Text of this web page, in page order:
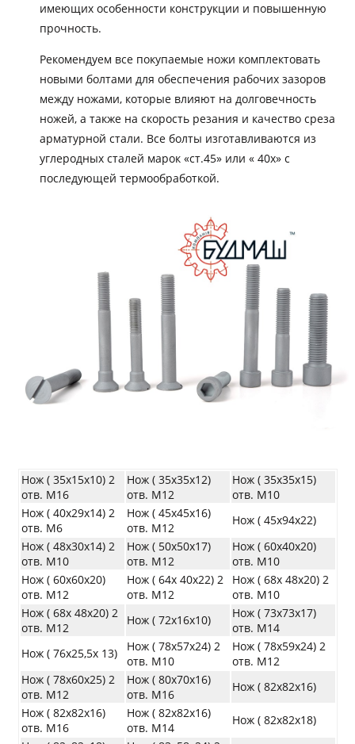
имеющих особенности конструкции и повышенную
прочность.
Рекомендуем все покупаемые ножи комплектовать
новыми болтами для обеспечения рабочих зазоров
между ножами, которые влияют на долговечность
ножей, а также на скорость резания и качество среза
арматурной стали. Все болты изготавливаются из
углеродных сталей марок «ст.45» или « 40х» с
последующей термообработкой.
Нож ( 35х15х10) 2
отв. М16
Нож ( 35х35х12)
отв. М12
Нож ( 35х35х15)
отв. М10
Нож ( 40х29х14) 2
отв. М6
Нож ( 45х45х16)
отв. М12
Нож ( 45х94х22)
Нож ( 48х30х14) 2
отв. М10
Нож ( 50х50х17)
отв. М12
Нож ( 60х40х20)
отв. М10
Нож ( 60х60х20)
отв. М12
Нож ( 64х 40х22) 2
отв. М12
Нож ( 68х 48х20) 2
отв. М10
Нож ( 68х 48х20) 2
отв. М12
Нож ( 72х16х10)
Нож ( 73х73х17)
отв. М14
Нож ( 76х25,5х 13)
Нож ( 78х57х24) 2
отв. М10
Нож ( 78х59х24) 2
отв. М12
Нож ( 78х60х25) 2
отв. М12
Нож ( 80х70х16)
отв. М16
Нож ( 82х82х16)
Нож ( 82х82х16)
отв. М16
Нож ( 82х82х16)
отв. М14
Нож ( 82х82х18)